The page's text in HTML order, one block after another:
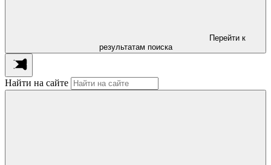
Перейти к
результатам поиска
Найти на сайте